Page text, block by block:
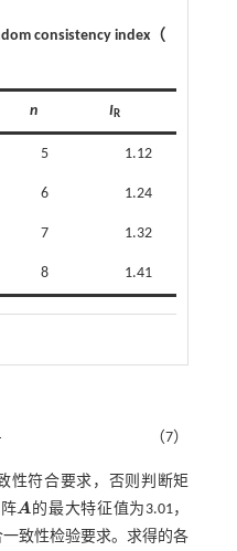
consistency index（
n IR
5 1.12
6 1.24
7 1.32
8 1.41
（7）
性符合要求，否则判断矩
A
A 的最大特征值为3.01，
一致性检验要求。求得的各